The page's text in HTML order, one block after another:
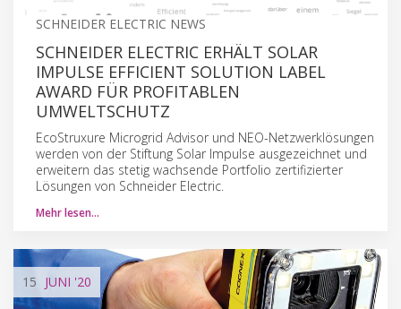
SCHNEIDER ELECTRIC NEWS
SCHNEIDER ELECTRIC ERHÄLT SOLAR
IMPULSE EFFICIENT SOLUTION LABEL
AWARD FÜR PROFITABLEN
UMWELTSCHUTZ
EcoStruxure Microgrid Advisor und NEO-Netzwerklösungen
werden von der Stiftung Solar Impulse ausgezeichnet und
erweitern das stetig wachsende Portfolio zertifizierter
Lösungen von Schneider Electric.
Mehr lesen…
15 JUNI '20